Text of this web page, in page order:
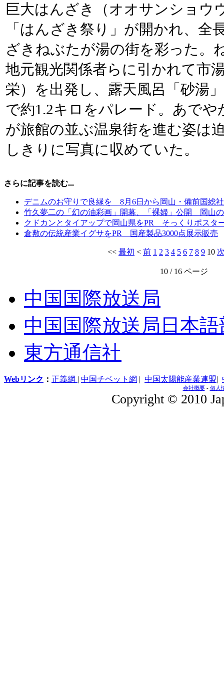
巨大はんざき（オオサンショウ
「はんざき祭り」が開かれ、全
ざきねぶたが湯の街を彩った。
地元観光関係者らに引かれて市
栄）を出発し、露天風呂「砂湯
で約1.2キロをパレード。あでや
が旅館の並ぶ温泉街を進む姿は
しきりに写真に収めていた。
さらに記事を読む...
デニムのお守りで良縁を 8月6日から岡山・備前国総
竹久夢二の「幻の油彩画」開幕、「裸婦」公開 岡山
クドカンとタイアップで岡山県をPR そっくりポスタ
倉敷の伝統産業イグサをPR 国産製品3000点展示販売
<< 最初 < 前 1 2 3 4 5 6 7 8 9 10
10 / 16 ページ
中国国際放送局
中国国際放送局日本語
東方通信社
Webリンク ： 正義網 | 中国チベット網 | 中国太陽能産業連盟|
会社概要- 個人
Copyright © 2010